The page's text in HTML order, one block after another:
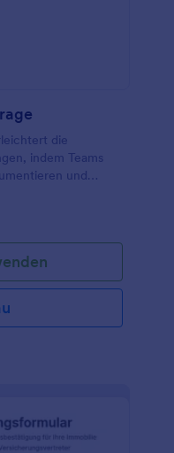
die
indem Teams
und